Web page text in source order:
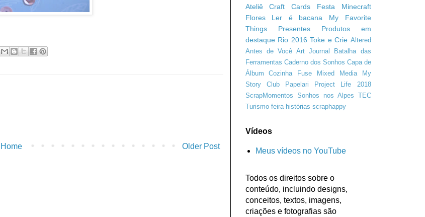
Older Post
Home
Ateliê Craft
Cards
Festa Minecraft
Flores
Ler é bacana
My Favorite
Things
Presentes
Produtos em
destaque Rio 2016 Toke e Crie Altered
Antes de Você Art Journal
Batalha das
Ferramentas Caderno dos Sonhos Capa de
Álbum
Cozinha Fuse Mixed Media
My
Story Club
Papelari
Project Life 2018
ScrapMomentos Sonhos nos Alpes TEC
Turismo feira histórias scraphappy
Vídeos
Meus vídeos no YouTube
Todos os direitos sobre o
conteúdo, incluindo designs,
conceitos, textos, imagens,
criações e fotografias são